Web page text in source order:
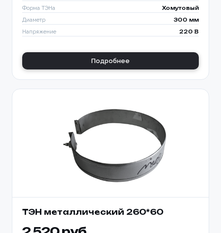
Форма ТЭНа Хомутовый
Диаметр 300 мм
Напряжение 220 В
Подробнее
ТЭН металлический 260*60